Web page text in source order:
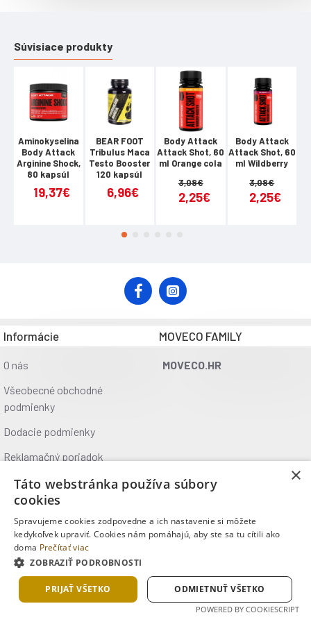
- je pekelne silná, predtréningová zmes pre funkčnú
suplementáciu.
- obsahuje horčík pre správnu funkciu svalov.
- je určený na použitie pred najnáročnejšími tréningami a
závodmi.
Balenie obsahuje 20 g prípravku - 6 denných dávok.
TABUĽKA NUTRIČNÝCH HODNÔT
Beta-alanin:
- z toho L-arginin:
Taurin:
L-Tyrosin:
Kyselina alfa-lipoová:
Súvisiace produkty
Aminokyselina
Body Attack
Arginine Shock,
80 kapsúl
19,37€
BEAR FOOT
Tribulus Maca
Testo Booster
120 kapsúl
6,96€
Body Attack
Attack Shot, 60
ml Orange cola
2,25€
3,08€
Body Attack
Attack Shot, 60
ml Wildberry
2,25€
3,08€
Informácie
O nás
Všeobecné obchodné
podmienky
Dodacie podmienky
Reklamačný poriadok
Ochrana údajov
Kontakt
Kde nás nájdete
MOVECO FAMILY
MOVECO.HR
Copyright © 2025, MOVECO s.r.o., Všetky práva vyhradené
×
Táto webstránka používa súbory
cookies
Spravujeme cookies zodpovedne a ich nastavenie si môžete
kedykoľvek upraviť. Cookies nám pomáhajú, aby ste sa tu cítili ako
doma Prečítať viac
ZOBRAZIŤ PODROBNOSTI
PRIJAŤ VŠETKO ODMIETNUŤ VŠETKO
POWERED BY COOKIESCRIPT